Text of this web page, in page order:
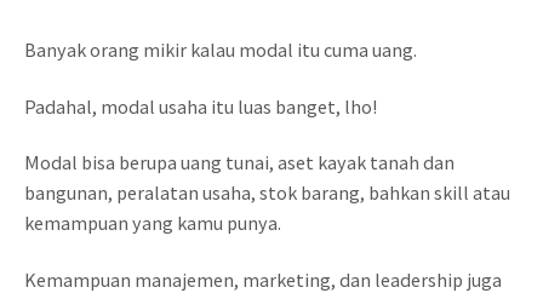
Banyak orang mikir kalau modal itu cuma uang.
Padahal, modal usaha itu luas banget, lho!
Modal bisa berupa uang tunai, aset kayak tanah dan
bangunan, peralatan usaha, stok barang, bahkan skill atau
kemampuan yang kamu punya.
Kemampuan manajemen, marketing, dan leadership juga